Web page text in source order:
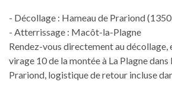
- Décollage : Hameau de Prariond
- Atterrissage : Macôt-la-Plagne
Rendez-vous directement au décollage,
virage 10 de la montée à La Plagne dans
Prariond, logistique de retour incluse